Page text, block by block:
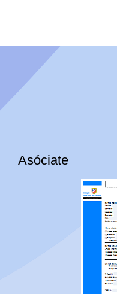
Asóciate